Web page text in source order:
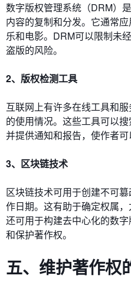
数字版权管理系统（DRM）
内容的复制和分发。它通常
乐和电影。DRM可以限制未
盗版的风险。
2、版权检测工具
互联网上有许多在线工具和
的使用情况。这些工具可以
并提供通知和报告，使作者可
3、区块链技术
区块链技术可用于创建不可
作日期。这有助于确定权属
还可用于构建去中心化的数
和保护著作权。
五、维护著作权